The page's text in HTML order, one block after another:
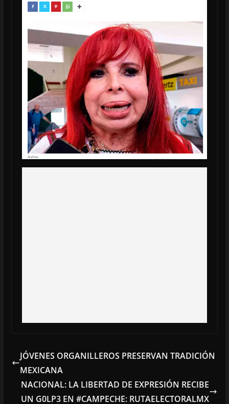
JÓVENES ORGANILLEROS PRESERVAN TRADICIÓN
MEXICANA
NACIONAL: LA LIBERTAD DE EXPRESIÓN RECIBE
UN G0LP3 EN #CAMPECHE: RUTAELECTORALMX